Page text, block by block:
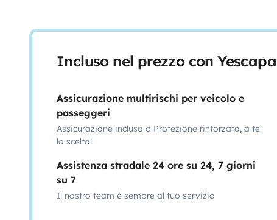
Incluso nel prezzo con Yescapa
Assicurazione multirischi per veicolo e
passeggeri
Assicurazione inclusa o Protezione rinforzata, a te
la scelta!
Assistenza stradale 24 ore su 24, 7 giorni
su 7
Il nostro team è sempre al tuo servizio